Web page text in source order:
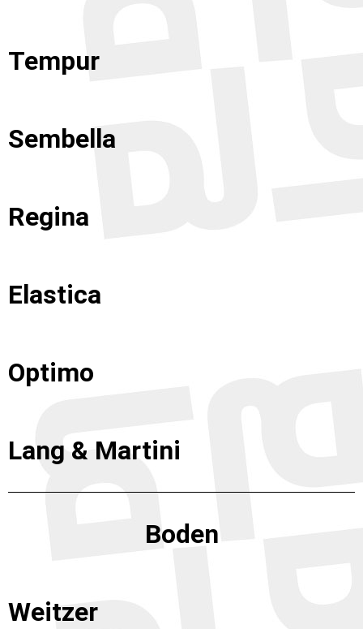
Tempur
Sembella
Regina
Elastica
Optimo
Lang & Martini
Boden
Weitzer